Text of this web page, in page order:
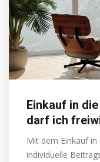
Einkauf in
darf ich
Mit dem Einkauf in
individuelle